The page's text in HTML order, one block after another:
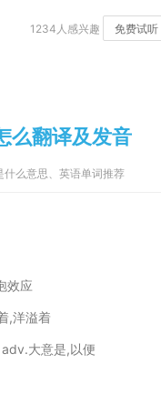
1234人感兴趣 免费试听
翻译及发音
么意思、英语单词推荐
效应
,洋溢着
adv.大意是,以便